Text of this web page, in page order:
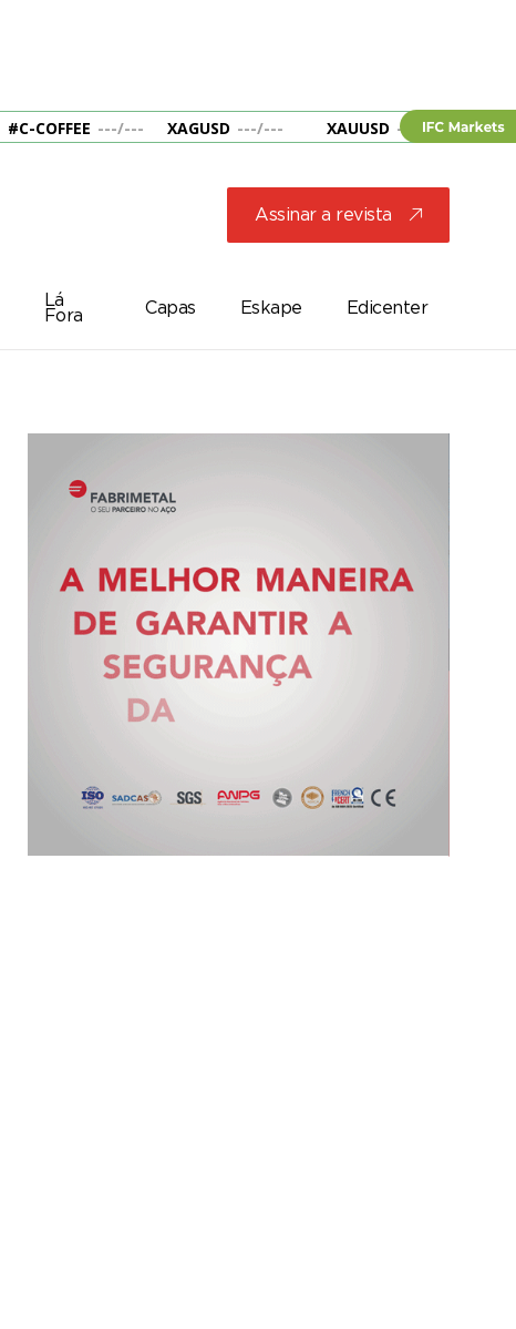
#C-COFFEE ---/--- XAGUSD ---/--- XAUUSD --- ---
Assinar a revista j
Lá
Fora
Capas Eskape Edicenter